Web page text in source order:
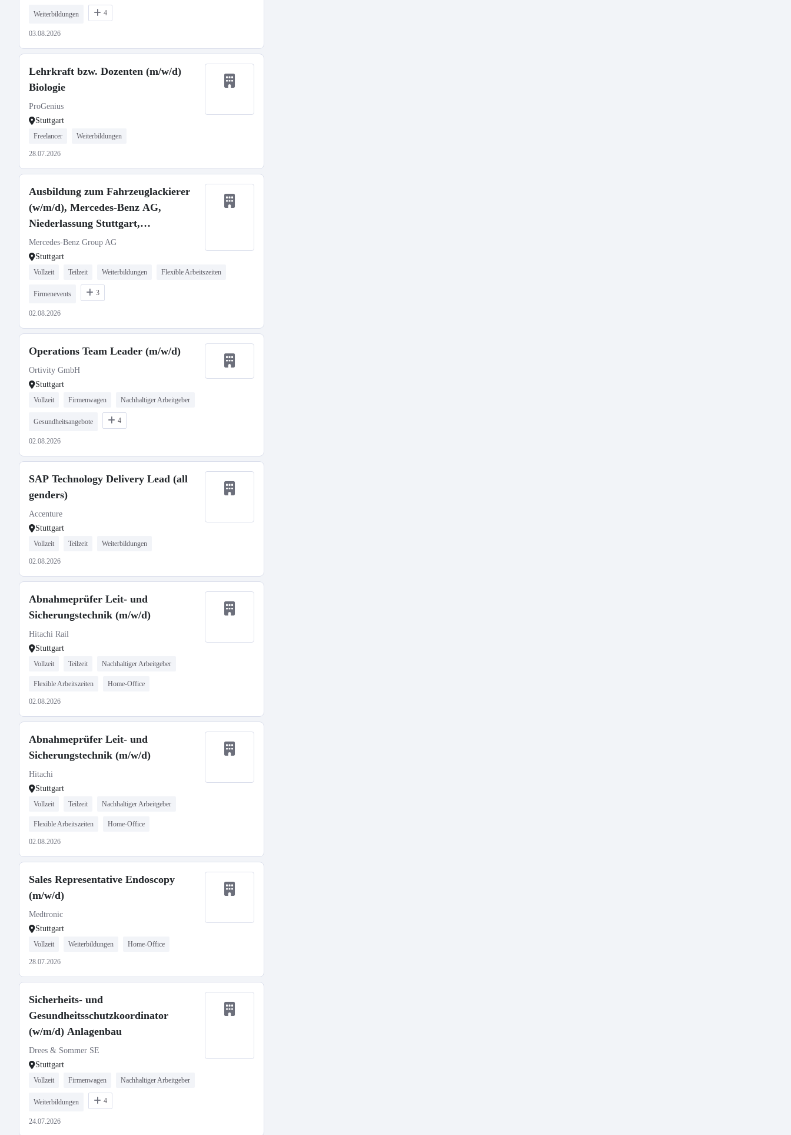
Weiterbildungen 4
03.08.2026
Lehrkraft bzw. Dozenten (m/w/d)
Biologie
ProGenius
Stuttgart
Freelancer Weiterbildungen
28.07.2026
Ausbildung zum Fahrzeuglackierer
(w/m/d), Mercedes-Benz AG,
Niederlassung Stuttgart,
Ausbildungsbeginn 01.09.2027
Mercedes-Benz Group AG
Stuttgart
Vollzeit Teilzeit Weiterbildungen Flexible Arbeitszeiten
Firmenevents 3
02.08.2026
Operations Team Leader (m/w/d)
Ortivity GmbH
Stuttgart
Vollzeit Firmenwagen Nachhaltiger Arbeitgeber
Gesundheitsangebote 4
02.08.2026
SAP Technology Delivery Lead (all
genders)
Accenture
Stuttgart
Vollzeit Teilzeit Weiterbildungen
02.08.2026
Abnahmeprüfer Leit- und
Sicherungstechnik (m/w/d)
Hitachi Rail
Stuttgart
Vollzeit Teilzeit Nachhaltiger Arbeitgeber
Flexible Arbeitszeiten Home-Office
02.08.2026
Abnahmeprüfer Leit- und
Sicherungstechnik (m/w/d)
Hitachi
Stuttgart
Vollzeit Teilzeit Nachhaltiger Arbeitgeber
Flexible Arbeitszeiten Home-Office
02.08.2026
Sales Representative Endoscopy
(m/w/d)
Medtronic
Stuttgart
Vollzeit Weiterbildungen Home-Office
28.07.2026
Sicherheits- und
Gesundheitsschutzkoordinator
(w/m/d) Anlagenbau
Drees & Sommer SE
Stuttgart
Vollzeit Firmenwagen Nachhaltiger Arbeitgeber
Weiterbildungen 4
24.07.2026